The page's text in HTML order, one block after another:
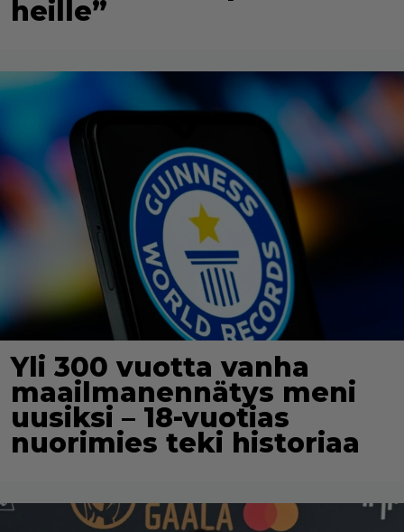
heille”
Yli 300 vuotta vanha
maailmanennätys meni
uusiksi – 18-vuotias
nuorimies teki historiaa